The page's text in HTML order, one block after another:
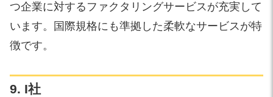
つ企業に対するファクタリングサービスが充実して
います。国際規格にも準拠した柔軟なサービスが特
徴です。
9. I社